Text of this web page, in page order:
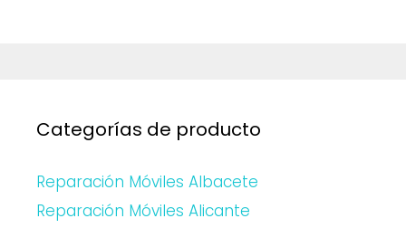
Categorías de producto
Reparación Móviles Albacete
Reparación Móviles Alicante